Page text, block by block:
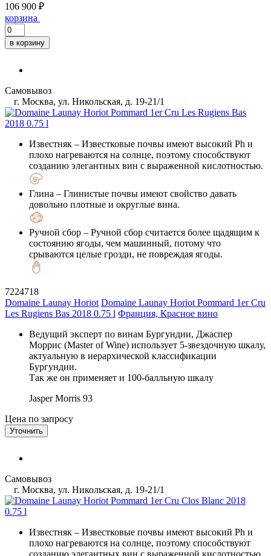
106 900 ₽
корзина
в корзину
Самовывоз
г. Москва, ул. Никольская, д. 19-21/1
Известняк – Известковые почвы имеют высокий Ph и
плохо нагреваются на солнце, поэтому способствуют
созданию элегантных вин с выраженной кислотностью.
Глина – Глинистые почвы имеют свойство давать
довольно плотные и округлые вина.
Ручной сбор – Ручной сбор считается более щадящим к
состоянию ягоды, чем машинный, потому что
срываются целые грозди, не повреждая ягоды.
7224718
Domaine Launay Horiot Domaine Launay Horiot Pommard 1er Cru
Les Rugiens Bas 2018 0.75 l Франция, Красное вино
Ведущий эксперт по винам Бургундии, Джаспер
Моррис (Master of Wine) использует 5-звездочную шкалу,
актуальную в иерархической классификации
Бургундии.
Так же он применяет и 100-балльную шкалу
Jasper Morris 93
Цена по запросу
Уточнить
Самовывоз
г. Москва, ул. Никольская, д. 19-21/1
Известняк – Известковые почвы имеют высокий Ph и
плохо нагреваются на солнце, поэтому способствуют